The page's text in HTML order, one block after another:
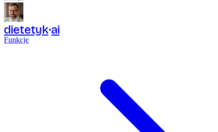
dietetyk ai
Funkcje